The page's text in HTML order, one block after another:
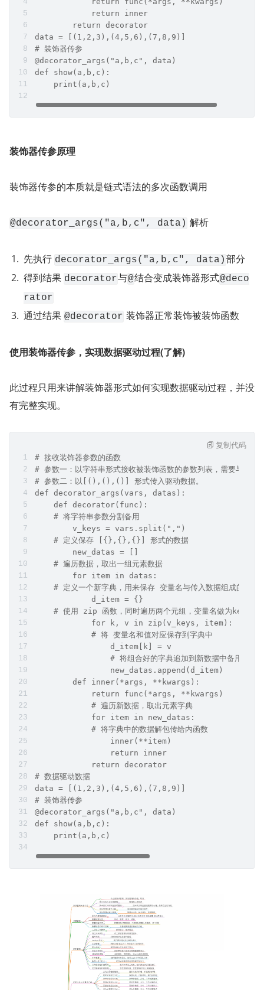
            return inner
        return decorator
data = [(1,2,3),(4,5,6),(7,8,9)]
# 装饰器传参
@decorator_args("a,b,c", data)
def show(a,b,c):
    print(a,b,c)
装饰器传参原理
装饰器传参的本质就是链式语法的多次函数调用
@decorator_args("a,b,c", data) 解析
先执行 decorator_args("a,b,c", data) 部分
得到结果 decorator与@结合变成装饰器形式@deco
rator
通过结果 @decorator 装饰器正常装饰被装饰函数
使用装饰器传参，实现数据驱动过程(了解)
此过程只用来讲解装饰器形式如何实现数据驱动过程，并没
有完整实现。
# 接收装饰器参数的函数
# 参数一：以字符串形式接收被装饰函数的参数列表，需要与被
# 参数二：以[(),(),()] 形式传入驱动数据。
def decorator_args(vars, datas):
    def decorator(func):
    # 将字符串参数分割备用
        v_keys = vars.split(",")
    # 定义保存 [{},{},{}] 形式的数据
        new_datas = []
    # 遍历数据，取出一组元素数据
        for item in datas:
# 定义一个新字典，用来保存 变量名与传入数
            d_item = {}
# 使用 zip 函数，同时遍历两个元组，变量名
for k, v in
# 将 变量名和值对应保存到
                d_item[k] = v
# 将组合好的字典追加到新数
                new_datas.append(d_item)
        def inner(*args, **kwargs):
            return func(*args, **kwargs)
            # 遍历新数据，取出元素字典
            for item in new_datas:
            # 将字典中的数据解包传给内函数
                inner(**item)
                return inner
            return decorator
# 数据驱动数据
data = [(1,2,3),(4,5,6),(7,8,9)]
# 装饰器传参
@decorator_args("a,b,c", data)
def show(a,b,c):
    print(a,b,c)
复制代码